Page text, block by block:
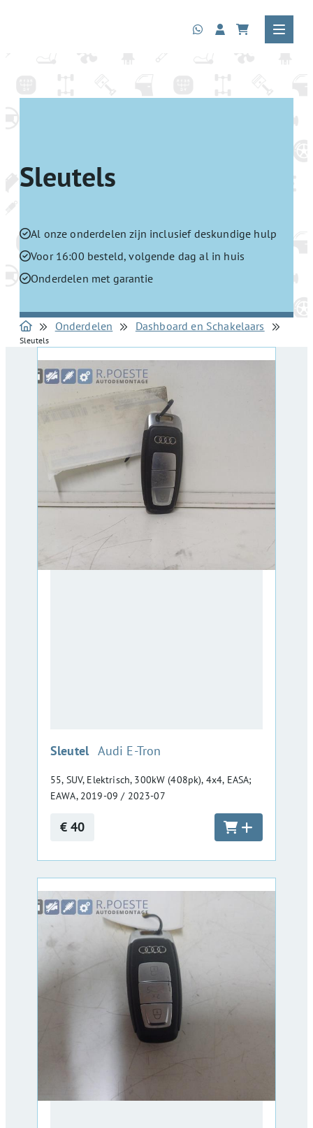
Sleutels
Al onze onderdelen zijn inclusief deskundige hulp
Voor 16:00 besteld, volgende dag al in huis
Onderdelen met garantie
Onderdelen Dashboard en Schakelaars
Sleutels
Sleutel :Audi E-Tron
55, SUV, Elektrisch, 300kW (408pk), 4x4, EASA;
EAWA, 2019-09 / 2023-07
€ 40